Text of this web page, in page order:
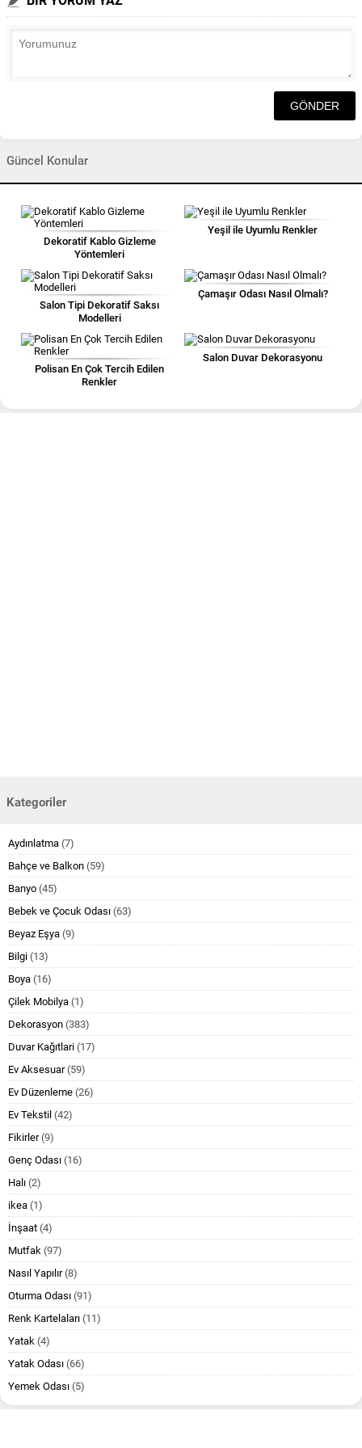
Güncel Konular
Dekoratif Kablo Gizleme
Yöntemleri
Yeşil ile Uyumlu Renkler
Salon Tipi Dekoratif Saksı
Modelleri
Çamaşır Odası Nasıl Olmalı?
Polisan En Çok Tercih Edilen
Renkler
Salon Duvar Dekorasyonu
Kategoriler
Aydınlatma (7)
Bahçe ve Balkon (59)
Banyo (45)
Bebek ve Çocuk Odası (63)
Beyaz Eşya (9)
Bilgi (13)
Boya (16)
Çilek Mobilya (1)
Dekorasyon (383)
Duvar Kağıtlari (17)
Ev Aksesuar(59)
Ev Düzenleme (26)
Ev Tekstil (42)
Fikirler(9)
Genç Odası (16)
Halı (2)
ikea (1)
İnşaat (4)
Mutfak (97)
Nasıl Yapılır(8)
Oturma Odası (91)
Renk Kartelaları (11)
Yatak (4)
Yatak Odası (66)
Yemek Odası (5)